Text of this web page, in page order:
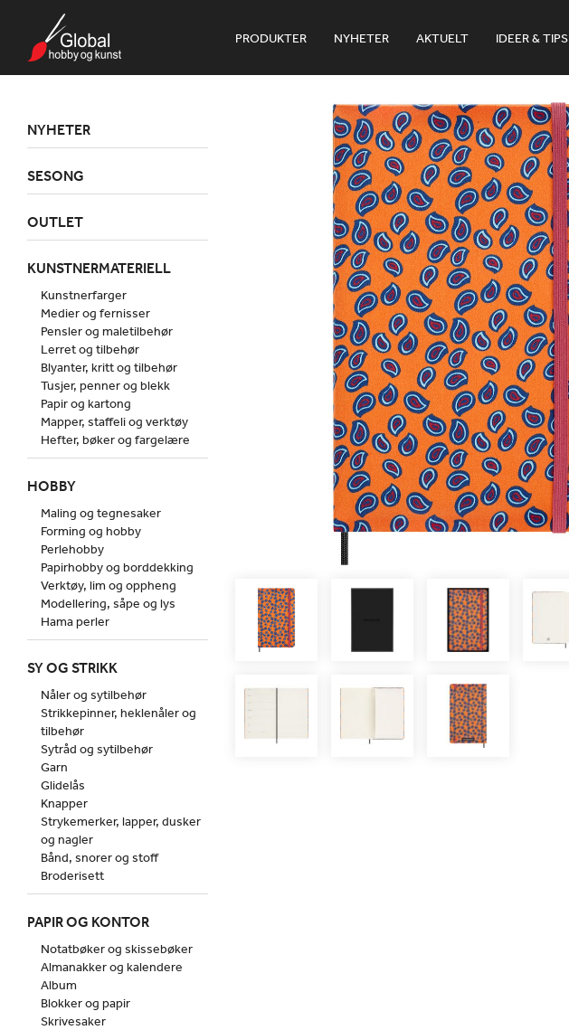
PRODUKTER NYHETER AKTUELT IDEER & TIPS
NYHETER
SESONG
OUTLET
KUNSTNERMATERIELL
Kunstnerfarger
Medier og fernisser
Pensler og maletilbehør
Lerret og tilbehør
Blyanter, kritt og tilbehør
Tusjer, penner og blekk
Papir og kartong
Mapper, staffeli og verktøy
Hefter, bøker og fargelære
HOBBY
Maling og tegnesaker
Forming og hobby
Perlehobby
Papirhobby og borddekking
Verktøy, lim og oppheng
Modellering, såpe og lys
Hama perler
SY OG STRIKK
Nåler og sytilbehør
Strikkepinner, heklenåler og
tilbehør
Sytråd og sytilbehør
Garn
Glidelås
Knapper
Strykemerker, lapper, dusker
og nagler
Bånd, snorer og stoff
Broderisett
PAPIR OG KONTOR
Notatbøker og skissebøker
Almanakker og kalendere
Album
Blokker og papir
Skrivesaker